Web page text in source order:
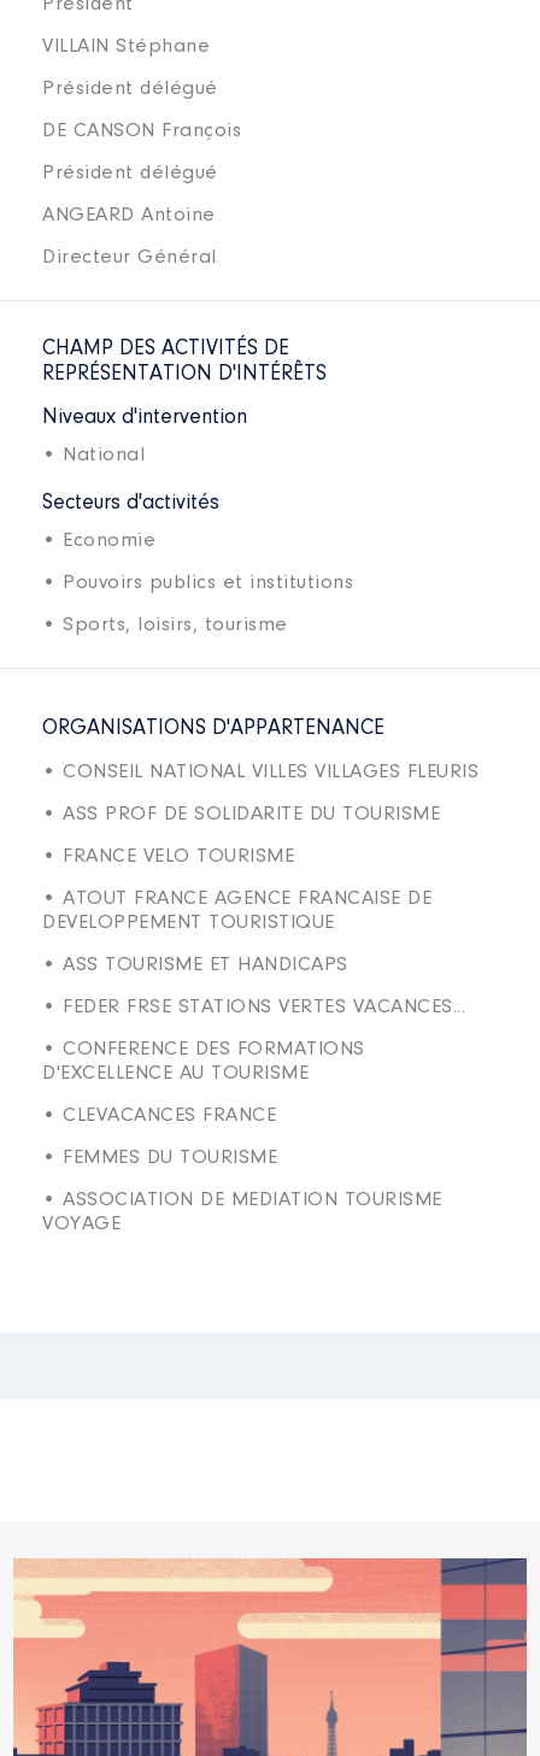
Président
VILLAIN Stéphane
Président délégué
DE CANSON François
Président délégué
ANGEARD Antoine
Directeur Général
CHAMP DES ACTIVITÉS DE
REPRÉSENTATION D'INTÉRÊTS
Niveaux d'intervention
• National
Secteurs d'activités
• Economie
• Pouvoirs publics et institutions
• Sports, loisirs, tourisme
ORGANISATIONS D'APPARTENANCE
• CONSEIL NATIONAL VILLES VILLAGES FLEURIS
• ASS PROF DE SOLIDARITE DU TOURISME
• FRANCE VELO TOURISME
• ATOUT FRANCE AGENCE FRANCAISE DE
DEVELOPPEMENT TOURISTIQUE
• ASS TOURISME ET HANDICAPS
• FEDER FRSE STATIONS VERTES VACANCES...
• CONFERENCE DES FORMATIONS
D'EXCELLENCE AU TOURISME
• CLEVACANCES FRANCE
• FEMMES DU TOURISME
• ASSOCIATION DE MEDIATION TOURISME
VOYAGE